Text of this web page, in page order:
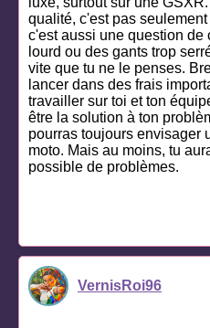
qualité, c'est pas
c'est aussi une question de
lourd ou des gants trop
vite que tu ne le penses.
lancer dans des frais
travailler sur toi et ton
être la solution à ton
pourras toujours envisager
moto. Mais au moins, tu
possible de problèmes.
VernisRoi96